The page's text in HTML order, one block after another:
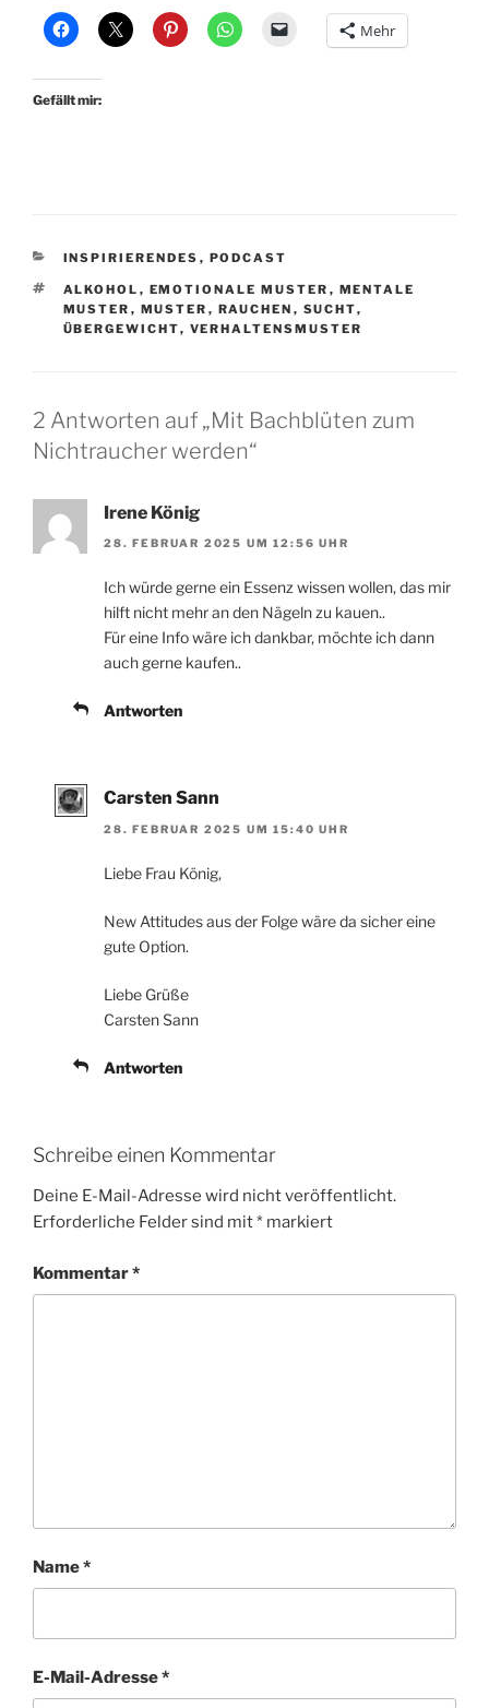
Mehr
Gefällt mir:
KATEGORIEN
INSPIRIERENDES , PODCAST
SCHLAGWÖRTER
ALKOHOL , EMOTIONALE MUSTER , MENTALE
MUSTER , MUSTER , RAUCHEN , SUCHT,
ÜBERGEWICHT, VERHALTENSMUSTER
2 Antworten auf „Mit Bachblüten zum
Nichtraucher werden“
Irene König
28. FEBRUAR 2025 UM 12:56 UHR
Ich würde gerne ein Essenz wissen wollen, das mir
hilft nicht mehr an den Nägeln zu kauen..
Für eine Info wäre ich dankbar, möchte ich dann
auch gerne kaufen..
Antworten
Carsten Sann
28. FEBRUAR 2025 UM 15:40 UHR
Liebe Frau König,
New Attitudes aus der Folge wäre da sicher eine
gute Option.
Liebe Grüße
Carsten Sann
Antworten
Schreibe einen Kommentar
Deine E-Mail-Adresse wird nicht veröffentlicht.
Erforderliche Felder sind mit* markiert
Kommentar*
Name*
E-Mail-Adresse*